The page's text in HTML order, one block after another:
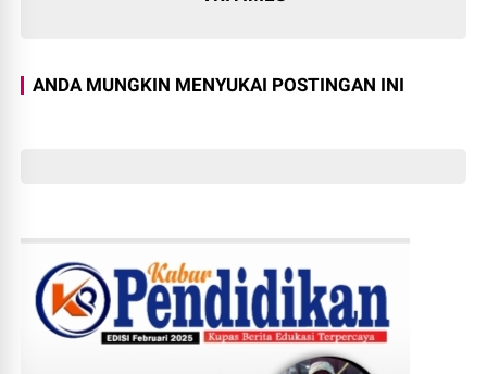
ANDA MUNGKIN MENYUKAI POSTINGAN INI